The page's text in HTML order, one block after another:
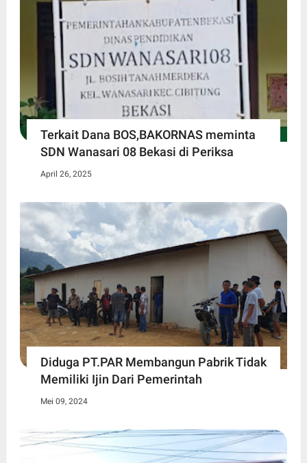
Terkait Dana BOS,BAKORNAS meminta
SDN Wanasari 08 Bekasi di Periksa
April 26, 2025
Diduga PT.PAR Membangun Pabrik Tidak
Memiliki Ijin Dari Pemerintah
Mei 09, 2024